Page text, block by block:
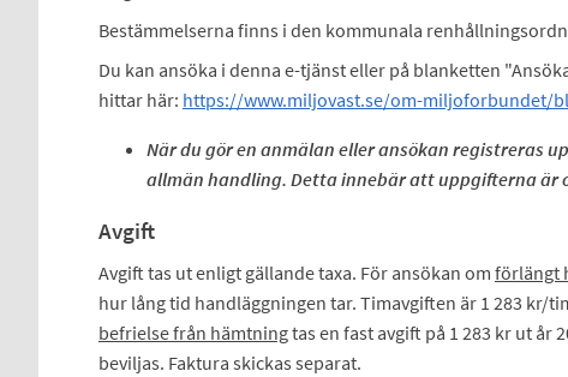
Bestämmelserna finns i den kommunala
Du kan ansöka i denna e-tjänst eller på blanketten
hittar här: https://www.miljovast.se/om-miljoforbundet/
När du gör en anmälan eller ansökan registreras
allmän handling. Detta innebär att uppgifterna är
Avgift
Avgift tas ut enligt gällande taxa. För ansökan om förlängt
hur lång tid handläggningen tar. Timavgiften är 1 283 kr/
befrielse från hämtningtas en fast avgift på 1 283 kr ut år
beviljas. Faktura skickas separat.